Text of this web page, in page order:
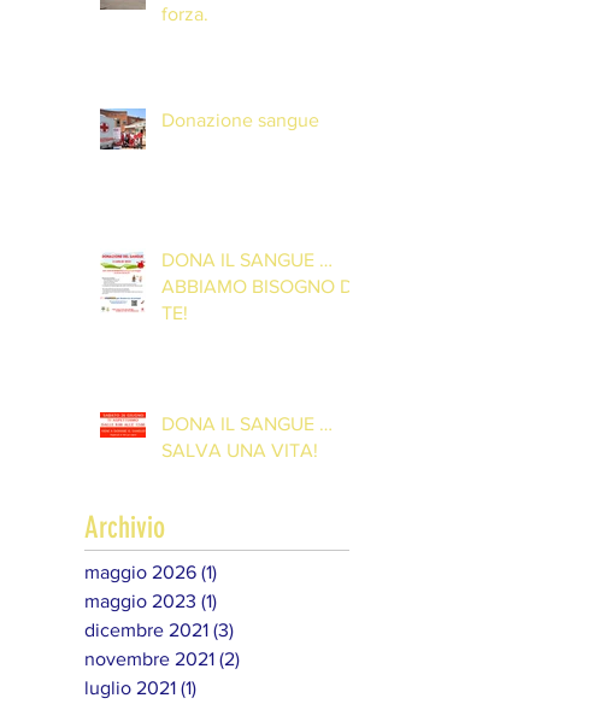
forza.
Donazione sangue
DONA IL SANGUE …
ABBIAMO BISOGNO DI
TE!
DONA IL SANGUE …
SALVA UNA VITA!
Archivio
maggio 2026 (1)
maggio 2023 (1)
dicembre 2021 (3)
novembre 2021 (2)
luglio 2021 (1)